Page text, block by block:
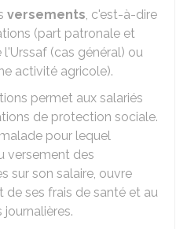
versements, c'est-à-dire
(part patronale et
(cas général) ou
activité agricole).
permet aux salariés
de protection sociale.
pour lequel
versement des
sur son salaire, ouvre
ses frais de santé et au